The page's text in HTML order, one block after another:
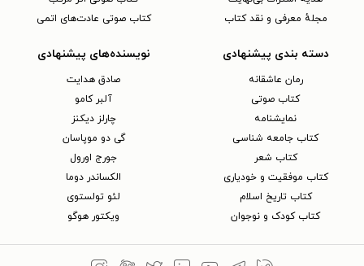
مجلهٔ معرفی و نقد کتاب
کتاب صوتی عادت‌های اتمی
دسته بندی پیشنهادی
رمان عاشقانه
کتاب‌ صوتی
نمایشنامه
کتاب جامعه شناسی
کتاب شعر
کتاب موفقیت و خودیاری
کتاب تاریخ اسلام
کتاب کودک و نوجوان
نویسنده‌های پیشنهادی
صادق هدایت
آلبر کامو
چارلز دیکنز
گی دو موپاسان
جورج اورول
الکساندر دوما
لئو تولستوی
ویکتور هوگو